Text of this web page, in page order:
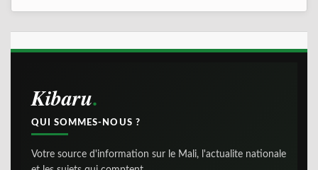
Kibaru
QUI SOMMES-NOUS ?
Votre source d'information sur le Mali, l'actualite nationale